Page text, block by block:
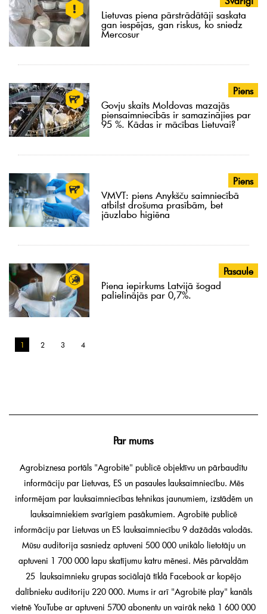
Lietuvas piena pārstrādātāji saskata
gan iespējas, gan riskus, ko sniedz
Mercosur
Piens
Govju skaits Moldovas mazajās
piensaimniecībās ir samazinājies par
95 %. Kādas ir mācības Lietuvai?
Piens
VMVT: piens Anykšču saimniecībā
atbilst drošuma prasībām, bet
jāuzlabo higiēna
Pasaule
Piena iepirkums Latvijā šogad
palielinājās par 0,7%.
1 2 3 4
Par mums
Agrobiznesa portāls "Agrobitė" publicē objektīvu un pārbaudītu
informāciju par Lietuvas, ES un pasaules lauksaimniecību. Mēs
informējam par lauksaimniecības tehnikas jaunumiem, izstādēm un
lauksaimniekiem svarīgiem pasākumiem. Agrobitė publicē
informāciju par Lietuvas un ES lauksaimniecību 9 dažādās valodās.
Mūsu auditorija sasniedz aptuveni 500 000 unikālo lietotāju un
aptuveni 1 700 000 lapu skatījumu katru mēnesi. Mēs pārvaldām
25 lauksaimnieku grupas sociālajā tīklā Facebook ar kopējo
dalībnieku auditoriju 220 000. Mums ir arī "Agrobitė play" kanāls
vietnē YouTube ar aptuveni 5700 abonentu un vairāk nekā 1 600 000